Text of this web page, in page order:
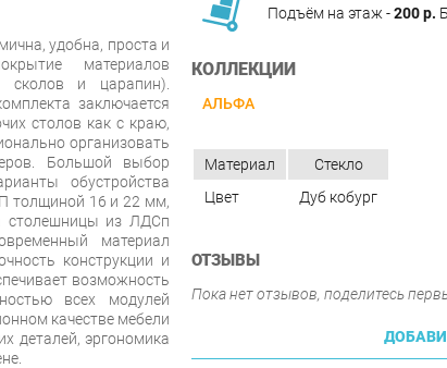
Подъём на этаж -200 р.
КОЛЛЕКЦИИ
АЛЬФА
удобна, проста и
материалов
сколов и царапин).
заключается
столов как с краю,
организовать
Большой выбор
обустройства
толщиной 16 и 22 мм,
из ЛДСп
материал
конструкции и
возможность
всех модулей
качестве мебели
деталей, эргономика
Материал
Стекло
Цвет
Дуб кобург
ОТЗЫВЫ
Пока нет отзывов, поделитесь